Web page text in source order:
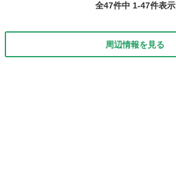
さすがBMWという感じです。 ちなみ...
全47件中 1-47件表示
周辺情報を見る